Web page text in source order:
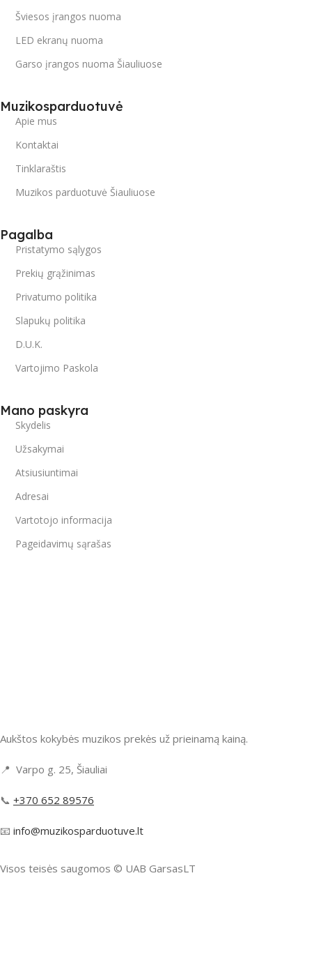
Šviesos įrangos nuoma
LED ekranų nuoma
Garso įrangos nuoma Šiauliuose
Muzikosparduotuvė
Apie mus
Kontaktai
Tinklaraštis
Muzikos parduotuvė Šiauliuose
Pagalba
Pristatymo sąlygos
Prekių grąžinimas
Privatumo politika
Slapukų politika
D.U.K.
Vartojimo Paskola
Mano paskyra
Skydelis
Užsakymai
Atsiusiuntimai
Adresai
Vartotojo informacija
Pageidavimų sąrašas
Aukštos kokybės muzikos prekės už prieinamą kainą.
📍 Varpo g. 25, Šiauliai
📞 +370 652 89576
📧 info@muzikosparduotuve.lt
Visos teisės saugomos ©️ UAB GarsasLT